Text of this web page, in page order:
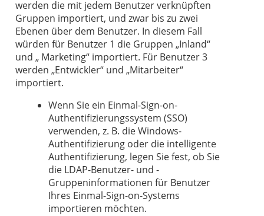
werden die mit jedem Benutzer verknüpften
Gruppen importiert, und zwar bis zu zwei
Ebenen über dem Benutzer. In diesem Fall
würden für Benutzer 1 die Gruppen „Inland“
und „ Marketing“ importiert. Für Benutzer 3
werden „Entwickler“ und „Mitarbeiter“
importiert.
Wenn Sie ein Einmal-Sign-on-
Authentifizierungssystem (SSO)
verwenden, z. B. die Windows-
Authentifizierung oder die intelligente
Authentifizierung, legen Sie fest, ob Sie
die LDAP-Benutzer- und -
Gruppeninformationen für Benutzer
Ihres Einmal-Sign-on-Systems
importieren möchten.